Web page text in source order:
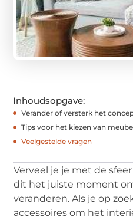
Inhoudsopgave:
Verander of versterk het
Tips voor het kiezen van
Veelgestelde vragen
Verveel je je met de
dit het juiste moment
veranderen. Als je op
accessoires om het